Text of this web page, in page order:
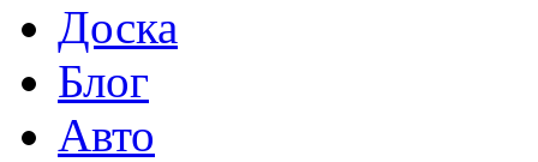
Доска
Блог
Авто